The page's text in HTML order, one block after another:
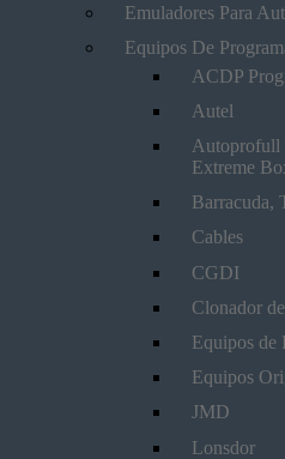
Emuladores Para
Equipos De
ACDP
Autel
Autoprofull
Extreme
Barracuda,
Cables
CGDI
Clonador
Equipos de
Equipos
JMD
Lonsdor